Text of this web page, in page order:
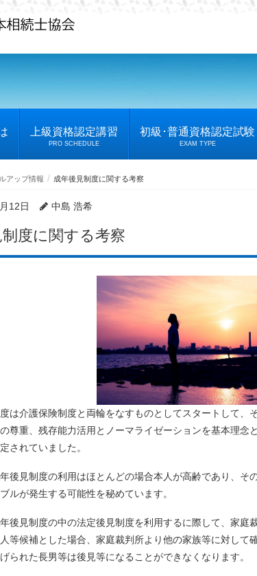
上級資格認定講習
PRO SCHEDULE
初級･普通資格認定試験
EXAM TYPE
アップ情報 成年後見制度に関する考察
12日 中島 浩希
度に関する考察
は介護保険制度と両輪をなすものとしてスタートして、
尊重、残存能力活用とノーマライゼーションを基本理念
されていました。
後見制度の利用はほとんどの場合本人が高齢であり、そ
ルが発生する可能性を秘めています。
後見制度の中の法定後見制度を利用するに際して、家庭
等候補とした場合、家庭裁判所より他の家族等に対して
られた長男等は後見等になることができなくなります。